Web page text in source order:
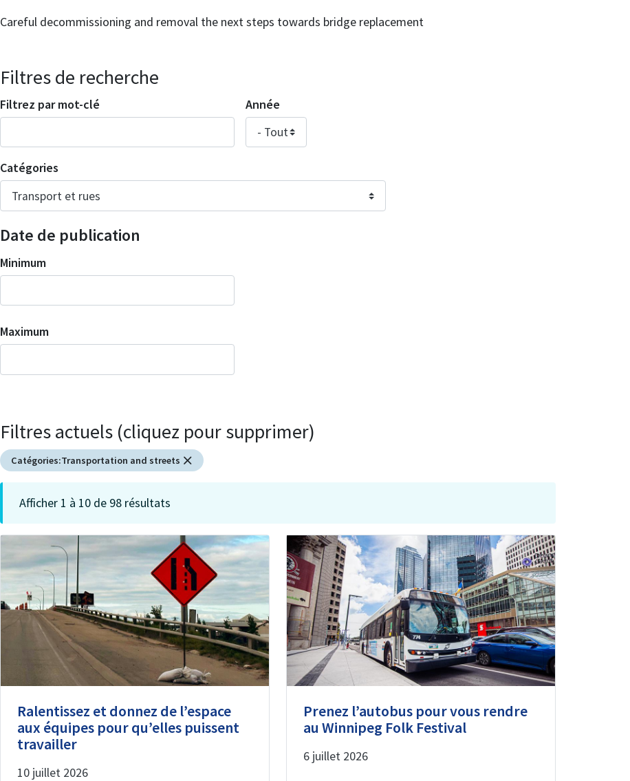
Careful decommissioning and removal the next steps towards bridge replacement
Filtres de recherche
Filtrez par mot-clé Année
Catégories
Date de publication
Minimum
Maximum
Filtres actuels (cliquez pour supprimer)
Catégories:Transportation and streets
Afficher 1 à 10 de 98 résultats
Ralentissez et donnez de l’espace
aux équipes pour qu’elles puissent
travailler
10 juillet 2026
Prenez l’autobus pour vous rendre
au Winnipeg Folk Festival
6 juillet 2026